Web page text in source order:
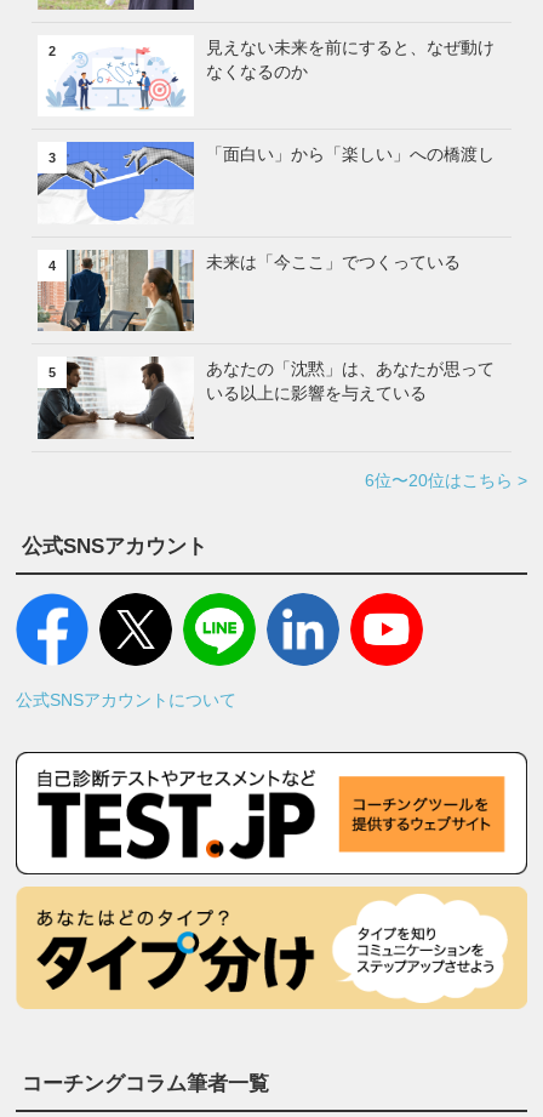
2
見えない未来を前にすると、なぜ動け
なくなるのか
3 「面白い」から「楽しい」への橋渡し
4 未来は「今ここ」でつくっている
5
あなたの「沈黙」は、あなたが思って
いる以上に影響を与えている
6位〜20位はこちら >
公式SNSアカウント
公式SNSアカウントについて
コーチングコラム筆者一覧